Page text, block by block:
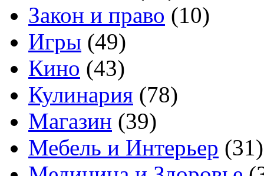
Закон и право (10)
Игры (49)
Кино (43)
Кулинария (78)
Магазин (39)
Мебель и Интерьер (31)